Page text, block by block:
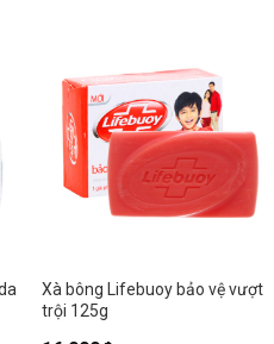
Xà bông Lifebuoy bảo vệ vượt
trội 125g